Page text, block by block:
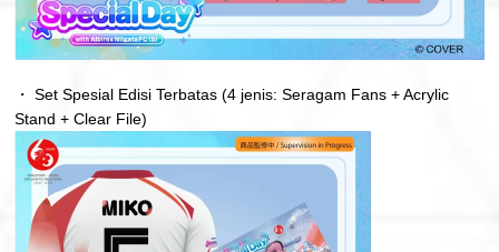
・ Set Spesial Edisi Terbatas (4 jenis: Seragam Fans + Acrylic
Stand + Clear File)